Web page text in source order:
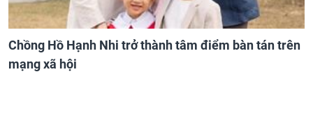
Chồng Hồ Hạnh Nhi trở thành tâm điểm bàn tán trên
mạng xã hội